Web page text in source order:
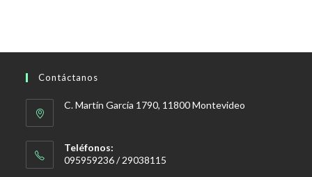
Contáctanos
C. Martín García 1790, 11800 Montevideo
Teléfonos:
095959236 / 29038115